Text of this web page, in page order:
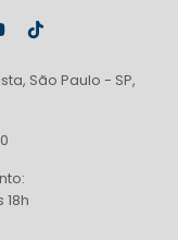
São Paulo - SP,